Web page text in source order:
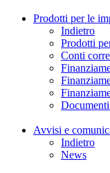
Prodotti per le
Indietro
Prodotti
Conti
Avvisi e
Indietro
News